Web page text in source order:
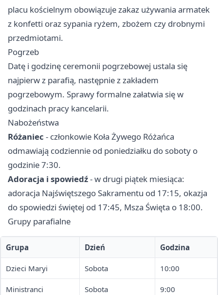
placu kościelnym obowiązuje zakaz używania armatek
z konfetti oraz sypania ryżem, zbożem czy drobnymi
przedmiotami.
Pogrzeb
Datę i godzinę ceremonii pogrzebowej ustala się
najpierw z parafią, następnie z zakładem
pogrzebowym. Sprawy formalne załatwia się w
godzinach pracy kancelarii.
Nabożeństwa
Różaniec - członkowie Koła Żywego Różańca
odmawiają codziennie od poniedziałku do soboty o
godzinie 7:30.
Adoracja i spowiedź- w drugi piątek miesiąca:
adoracja Najświętszego Sakramentu od 17:15, okazja
do spowiedzi świętej od 17:45, Msza Święta o 18:00.
Grupy parafialne
Grupa Dzień Godzina
Dzieci Maryi Sobota 10:00
Ministranci Sobota 9:00